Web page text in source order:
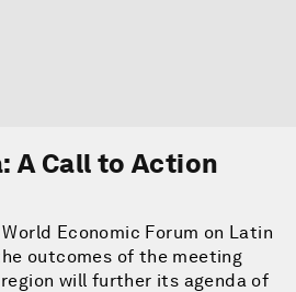
A Call to Action
Economic Forum on Latin
outcomes of the meeting
will further its agenda of